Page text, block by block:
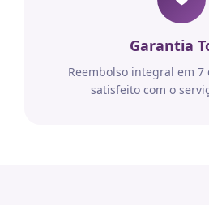
Garantia
Reembolso integral em 7
satisfeito com o